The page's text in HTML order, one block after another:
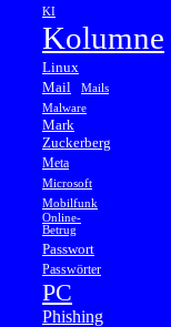
KI
Kolumne
Linux
Mail
Mails
Malware
Mark
Zuckerberg
Meta
Microsoft
Mobilfunk
Online-
Betrug
Passwort
Passwörter
PC
Phishing